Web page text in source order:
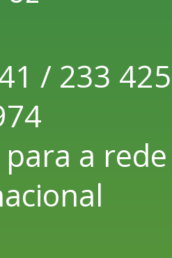
/ 233 425
a rede